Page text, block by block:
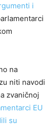
i
na
niti navodi
zvaničnoj
EU
su